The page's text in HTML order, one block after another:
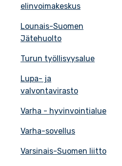
elinvoimakeskus
Lounais-Suomen
Jätehuolto
Turun työllisyysalue
Lupa- ja
valvontavirasto
Varha - hyvinvointialue
Varha-sovellus
Varsinais-Suomen liitto